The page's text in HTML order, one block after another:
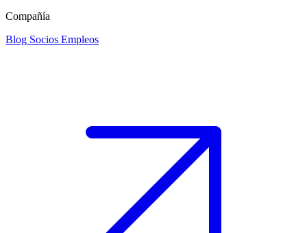
Compañía
Blog Socios Empleos